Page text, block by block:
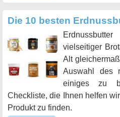
Die 10 besten
vielseitiger
Alt
Auswahl des
einiges zu
Checkliste, die Ihnen helfen
Produkt zu finden.